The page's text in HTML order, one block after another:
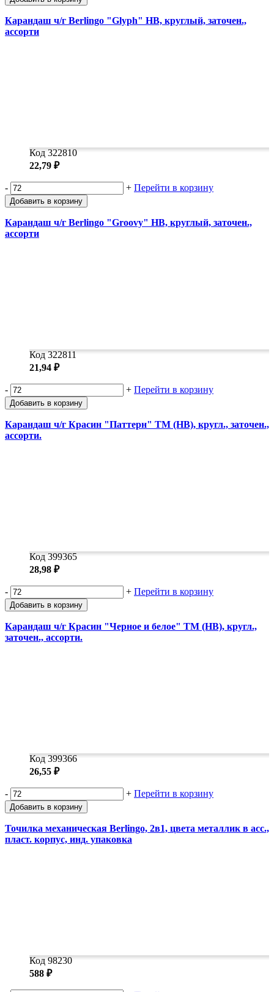
Карандаш ч/г Berlingo "Glyph" HB, круглый, заточен.,
ассорти
Код 322810
22,79 ₽
- + Перейти в корзину
Добавить в корзину
Карандаш ч/г Berlingo "Groovy" HB, круглый, заточен.,
ассорти
Код 322811
21,94 ₽
- + Перейти в корзину
Добавить в корзину
Карандаш ч/г Красин "Паттерн" ТМ (НВ), кругл., заточен.,
ассорти.
Код 399365
28,98 ₽
- + Перейти в корзину
Добавить в корзину
Карандаш ч/г Красин "Черное и белое" ТМ (НВ), кругл.,
заточен., ассорти.
Код 399366
26,55 ₽
- + Перейти в корзину
Добавить в корзину
Точилка механическая Berlingo, 2в1, цвета металлик в асс.,
пласт. корпус, инд. упаковка
Код 98230
588 ₽